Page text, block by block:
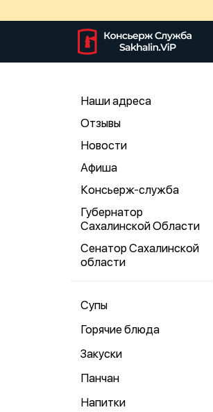
Наши адреса
Отзывы
Новости
Афиша
Консьерж-служба
Губернатор
Сахалинской Области
Сенатор Сахалинской
области
Супы
Горячие блюда
Закуски
Панчан
Напитки